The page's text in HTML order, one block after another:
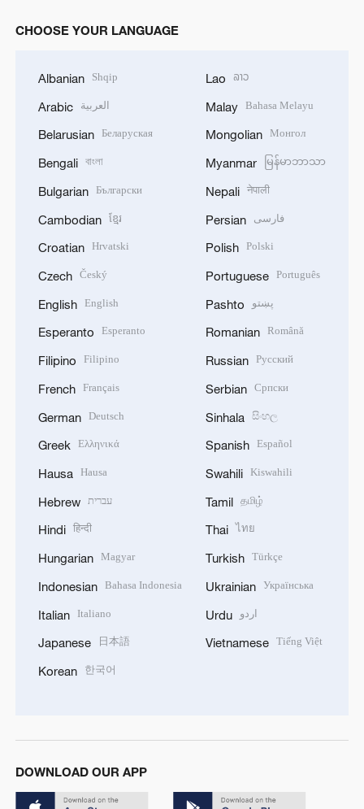
CHOOSE YOUR LANGUAGE
Albanian Shqip
Arabic العربية
Belarusian Беларуская
Bengali বাংলা
Bulgarian Български
Cambodian ខ្មែរ
Croatian Hrvatski
Czech Český
English English
Esperanto Esperanto
Filipino Filipino
French Français
German Deutsch
Greek Ελληνικά
Hausa Hausa
Hebrew עברית
Hindi हिन्दी
Hungarian Magyar
Indonesian Bahasa Indonesia
Italian Italiano
Japanese 日本語
Korean 한국어
Lao ລາວ
Malay Bahasa Melayu
Mongolian Монгол
Myanmar မြန်မာဘာသာ
Nepali नेपाली
Persian فارسی
Polish Polski
Portuguese Português
Pashto پښتو
Romanian Română
Russian Русский
Serbian Српски
Sinhala සිංහල
Spanish Español
Swahili Kiswahili
Tamil தமிழ்
Thai ไทย
Turkish Türkçe
Ukrainian Українська
Urdu اردو
Vietnamese Tiếng Việt
DOWNLOAD OUR APP